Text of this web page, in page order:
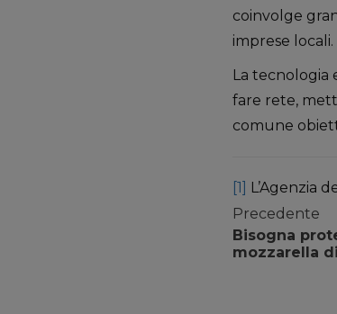
coinvolge
imprese locali.
La tecnologia
fare rete,
comune
[1] L’Agenzia
Precedente
Bisogna
mozzarella